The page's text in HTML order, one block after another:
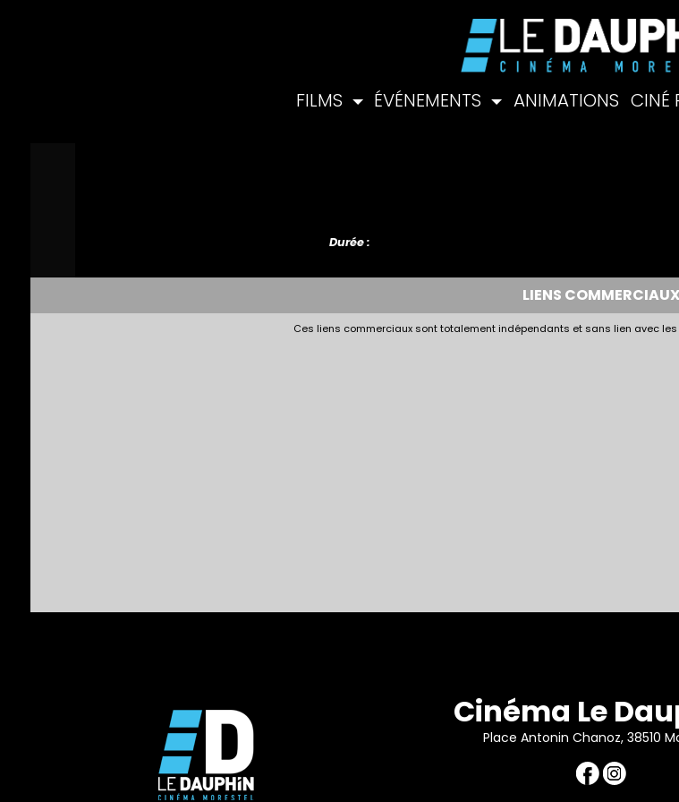
FILMS ÉVÉNEMENTS ANIMATIONS CINÉ
Durée :
LIENS COMMERCIAUX
Ces liens commerciaux sont totalement indépendants et sans lien avec
Cinéma Le
Place Antonin Chanoz, 38510